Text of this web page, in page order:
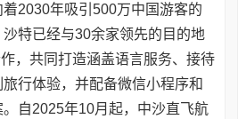
2030年吸引500万中国游客的
特已经与30余家领先的目的地
，共同打造涵盖语言服务、接待
行体验，并配备微信小程序和
自2025年10月起，中沙直飞航